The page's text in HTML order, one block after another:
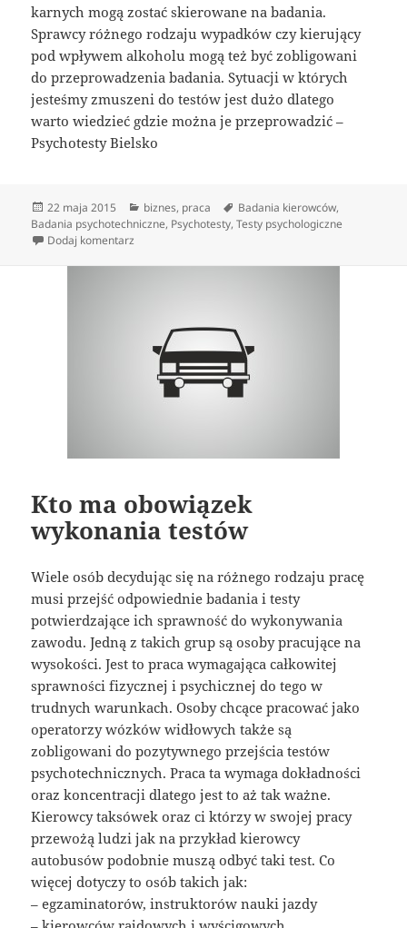
karnych mogą zostać skierowane na badania.
Sprawcy różnego rodzaju wypadków czy kierujący
pod wpływem alkoholu mogą też być zobligowani
do przeprowadzenia badania. Sytuacji w których
jesteśmy zmuszeni do testów jest dużo dlatego
warto wiedzieć gdzie można je przeprowadzić –
Psychotesty Bielsko
Data
publikacji
22 maja 2015 Kategorie
biznes, praca Tagi
Badania kierowców,
Badania psychotechniczne, Psychotesty,Testy psychologiczne
Dodaj komentarz
Kto ma obowiązek
wykonania testów
Wiele osób decydując się na różnego rodzaju pracę
musi przejść odpowiednie badania i testy
potwierdzające ich sprawność do wykonywania
zawodu. Jedną z takich grup są osoby pracujące na
wysokości. Jest to praca wymagająca całkowitej
sprawności fizycznej i psychicznej do tego w
trudnych warunkach. Osoby chcące pracować jako
operatorzy wózków widłowych także są
zobligowani do pozytywnego przejścia testów
psychotechnicznych. Praca ta wymaga dokładności
oraz koncentracji dlatego jest to aż tak ważne.
Kierowcy taksówek oraz ci którzy w swojej pracy
przewożą ludzi jak na przykład kierowcy
autobusów podobnie muszą odbyć taki test. Co
więcej dotyczy to osób takich jak:
– egzaminatorów, instruktorów nauki jazdy